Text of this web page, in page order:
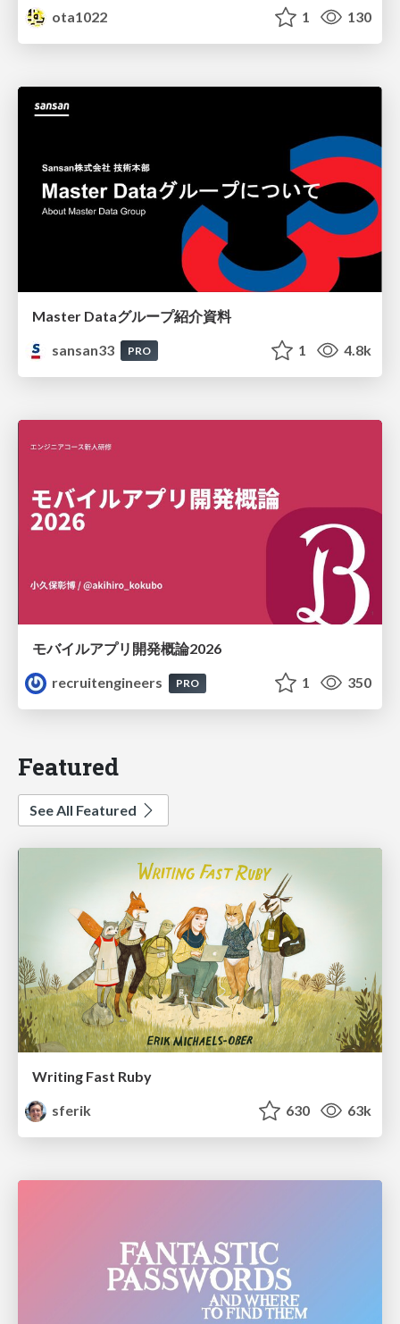
ota1022
1 130
Master Dataグループ紹介資料
sansan33
PRO 1 4.8k
モバイルアプリ開発概論2026
recruitengineers
PRO 1 350
Featured
See All Featured
Writing Fast Ruby
sferik
630 63k